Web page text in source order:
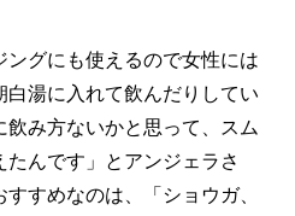
グにも使えるので女性には
湯に入れて飲んだりしてい
み方ないかと思って、スム
んです」とアンジェラさ
すめなのは、「ショウガ、